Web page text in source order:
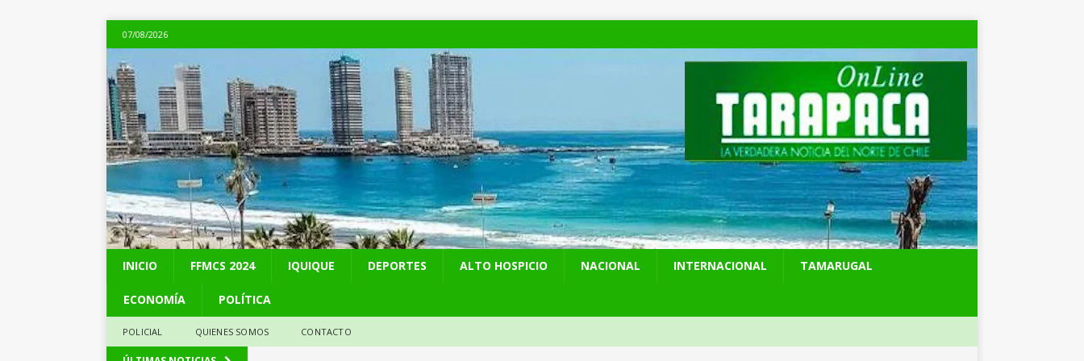
07/08/2026
INICIO FFMCS 2024 IQUIQUE DEPORTES ALTO HOSPICIO NACIONAL INTERNACIONAL TAMARUGAL
ECONOMÍA POLÍTICA
POLICIAL QUIENES SOMOS CONTACTO